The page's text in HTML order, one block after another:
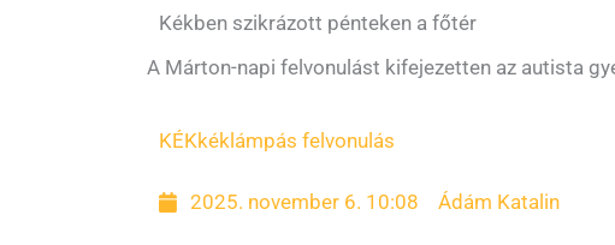
Kékben szikrázott pénteken a főtér
A Márton-napi felvonulást kifejezetten az autista
KÉKkéklámpás felvonulás
2025. november 6. 10:08 Ádám Katalin